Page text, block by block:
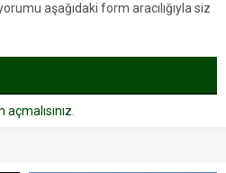
aşağıdaki form aracılığıyla siz
.